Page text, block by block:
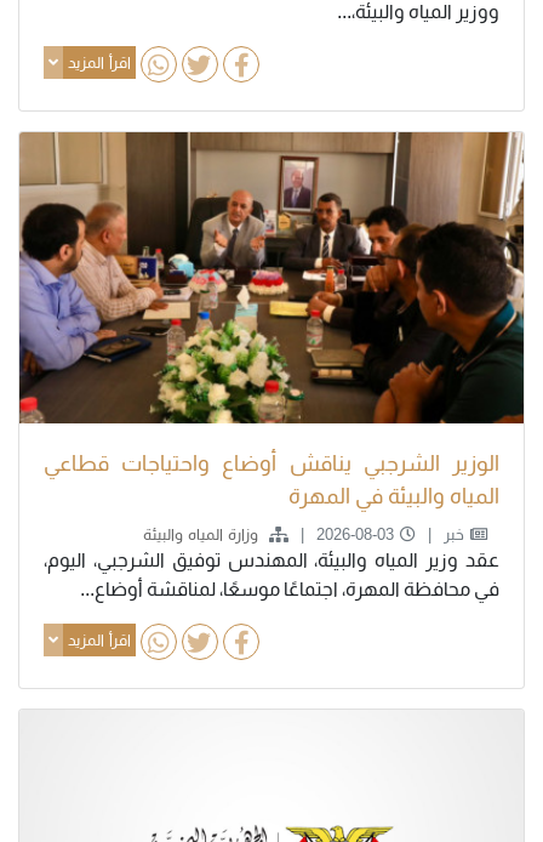
ووزير المياه والبيئة،...
اقرأ المزيد
الوزير الشرجبي يناقش أوضاع واحتياجات قطاعي
المياه والبيئة في المهرة
خبر 2026-08-03 وزارة المياه والبيئة
عقد وزير المياه والبيئة، المهندس توفيق الشرجبي، اليوم،
في محافظة المهرة، اجتماعًا موسعًا، لمناقشة أوضاع...
اقرأ المزيد